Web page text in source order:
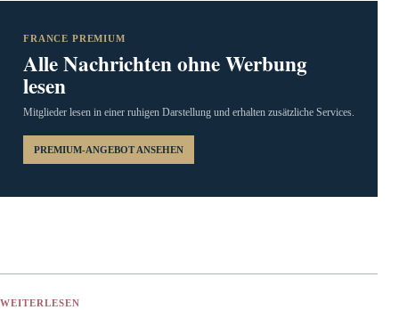
FRANCE PREMIUM
Alle Nachrichten ohne Werbung
lesen
Mitglieder lesen in einer ruhigen Darstellung und erhalten zusätzliche Services.
PREMIUM-ANGEBOT ANSEHEN
WEITERLESEN